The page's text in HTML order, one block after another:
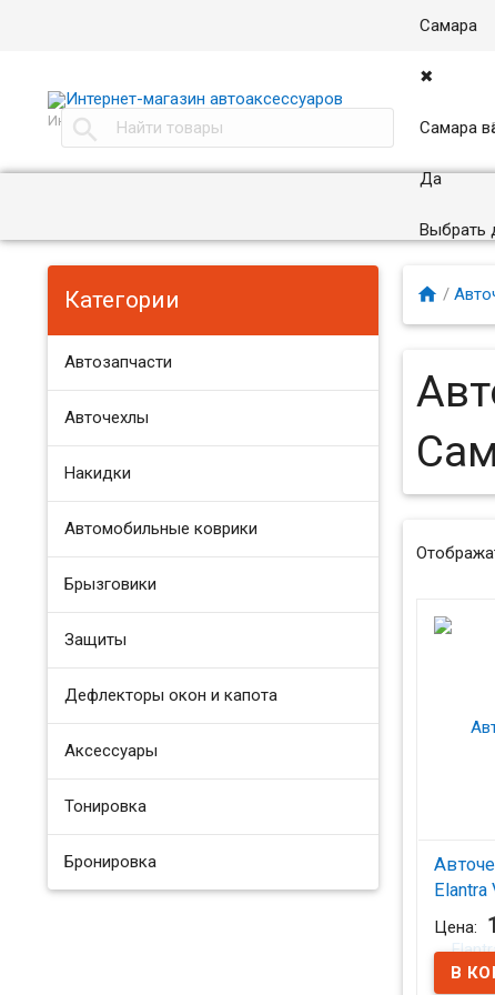

Самара
✖
Самара
Да
Выбрать
Интернет магазин автоаксессуаров в Самаре
Категории
Автозапчасти
Авточехлы
Накидки
Автомобильные коврики
Брызговики
Защиты
Дефлекторы окон и капота
Аксессуары
Тонировка
Бронировка
 /
(Ромб)
В
Цена: